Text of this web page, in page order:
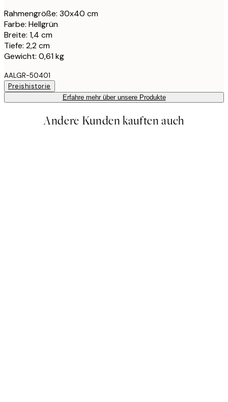
Rahmengröße: 30x40 cm
Farbe: Hellgrün
Breite: 1,4 cm
Tiefe: 2,2 cm
Gewicht: 0,61 kg
AALGR-50401
Preishistorie
Erfahre mehr über unsere Produkte
Andere Kunden kauften auch